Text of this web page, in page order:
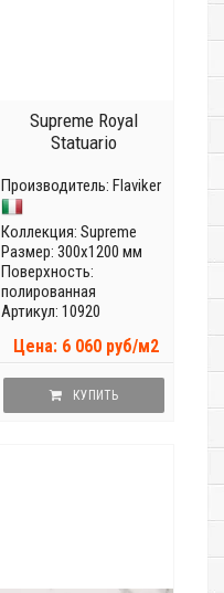
Supreme Royal
Statuario
Производитель: Flaviker
Коллекция: Supreme
Размер: 300x1200 мм
Поверхность:
полированная
Артикул: 10920
Цена: 6 060 руб/м2
КУПИТЬ